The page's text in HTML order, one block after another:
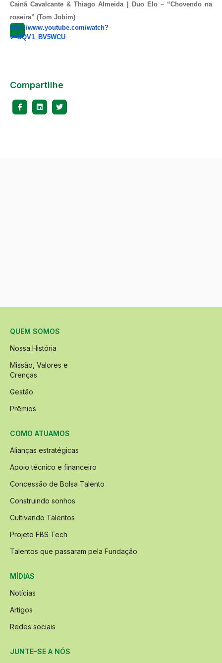
Cainã Cavalcante & Thiago Almeida | Duo Elo – “Chovendo na
roseira” (Tom Jobim)
http://www.youtube.com/watch?
v=SQV1_BV5WCU
Compartilhe
QUEM SOMOS
Nossa História
Missão, Valores e
Crenças
Gestão
Prêmios
COMO ATUAMOS
Alianças estratégicas
Apoio técnico e financeiro
Concessão de Bolsa Talento
Construindo sonhos
Cultivando Talentos
Projeto FBS Tech
Talentos que passaram pela Fundação
MÍDIAS
Notícias
Artigos
Redes sociais
JUNTE-SE A NÓS